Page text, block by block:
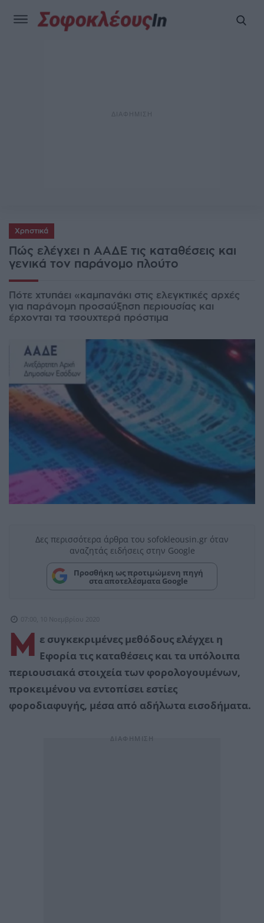
Χρηστικά
Πώς ελέγχει η ΑΑΔΕ τις καταθέσεις και
γενικά τον παράνομο πλούτο
Πότε χτυπάει «καμπανάκι στις ελεγκτικές αρχές
για παράνομη προσαύξηση περιουσίας και
έρχονται τα τσουχτερά πρόστιμα
Δες περισσότερα άρθρα του sofokleousin.gr όταν
αναζητάς ειδήσεις στην Google
Προσθήκη ως προτιμώμενη πηγή
στα αποτελέσματα Google
07:00, 10 Νοεμβρίου 2020
Μ
ε συγκεκριμένες μεθόδους ελέγχει η
Εφορία τις καταθέσεις και τα υπόλοιπα
περιουσιακά στοιχεία των φορολογουμένων,
προκειμένου να εντοπίσει εστίες
φοροδιαφυγής, μέσα από αδήλωτα εισοδήματα.